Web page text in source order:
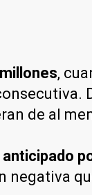
,
de al
negativa